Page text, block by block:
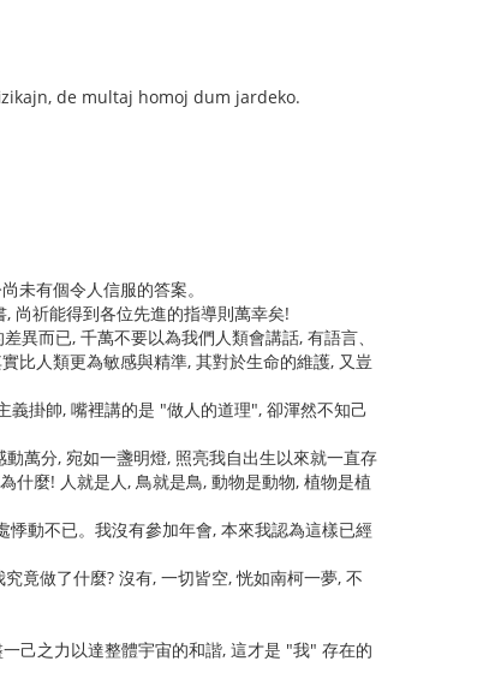
de multaj homoj dum jardeko.
有個令人信服的答案。
祈能得到各位先進的指導則萬幸矣!
而已, 千萬不要以為我們人類會講話, 有語言、
比人類更為敏感與精準, 其對於生命的維護, 又豈
掛帥, 嘴裡講的是 "做人的道理", 卻渾然不知己
萬分, 宛如一盞明燈, 照亮我自出生以來就一直存
什麼! 人就是人, 鳥就是鳥, 動物是動物, 植物是植
動不已。我沒有參加年會, 本來我認為這樣已經
做了什麼? 沒有, 一切皆空, 恍如南柯一夢, 不
己之力以達整體宇宙的和諧, 這才是 "我" 存在的